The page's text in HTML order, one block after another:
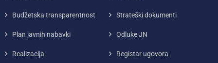
Budžetska transparentnost Strateški dokumenti
Plan javnih nabavki Odluke JN
Realizacija Registar ugovora